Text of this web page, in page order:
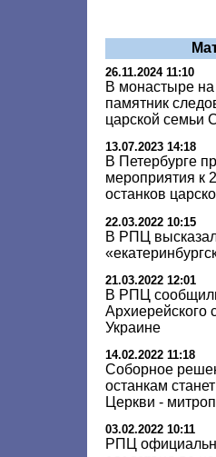
26.11.2024 11:10
В монастыре
памятник
царской семьи
13.07.2023 14:18
В Петербурге
мероприятия к
останков
22.03.2022 10:15
В РПЦ
21.03.2022 12:01
В РПЦ
Архиерейского
Украине
14.02.2022 11:18
Соборное
останкам
Церкви -
03.02.2022 10:11
РПЦ